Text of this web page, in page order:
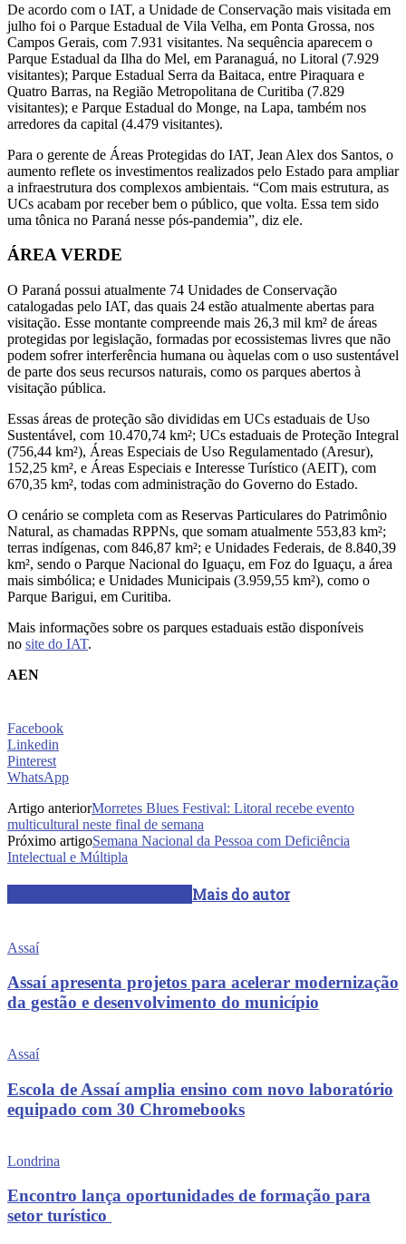
De acordo com o IAT, a Unidade de Conservação mais visitada em
julho foi o Parque Estadual de Vila Velha, em Ponta Grossa, nos
Campos Gerais, com 7.931 visitantes. Na sequência aparecem o
Parque Estadual da Ilha do Mel, em Paranaguá, no Litoral (7.929
visitantes); Parque Estadual Serra da Baitaca, entre Piraquara e
Quatro Barras, na Região Metropolitana de Curitiba (7.829
visitantes); e Parque Estadual do Monge, na Lapa, também nos
arredores da capital (4.479 visitantes).
Para o gerente de Áreas Protegidas do IAT, Jean Alex dos Santos, o
aumento reflete os investimentos realizados pelo Estado para ampliar
a infraestrutura dos complexos ambientais. “Com mais estrutura, as
UCs acabam por receber bem o público, que volta. Essa tem sido
uma tônica no Paraná nesse pós-pandemia”, diz ele.
ÁREA VERDE
O Paraná possui atualmente 74 Unidades de Conservação
catalogadas pelo IAT, das quais 24 estão atualmente abertas para
visitação. Esse montante compreende mais 26,3 mil km² de áreas
protegidas por legislação, formadas por ecossistemas livres que não
podem sofrer interferência humana ou àquelas com o uso sustentável
de parte dos seus recursos naturais, como os parques abertos à
visitação pública.
Essas áreas de proteção são divididas em UCs estaduais de Uso
Sustentável, com 10.470,74 km²; UCs estaduais de Proteção Integral
(756,44 km²), Áreas Especiais de Uso Regulamentado (Aresur),
152,25 km², e Áreas Especiais e Interesse Turístico (AEIT), com
670,35 km², todas com administração do Governo do Estado.
O cenário se completa com as Reservas Particulares do Patrimônio
Natural, as chamadas RPPNs, que somam atualmente 553,83 km²;
terras indígenas, com 846,87 km²; e Unidades Federais, de 8.840,39
km², sendo o Parque Nacional do Iguaçu, em Foz do Iguaçu, a área
mais simbólica; e Unidades Municipais (3.959,55 km²), como o
Parque Barigui, em Curitiba.
Mais informações sobre os parques estaduais estão disponíveis
no site do IAT.
AEN
Facebook
Linkedin
Pinterest
WhatsApp
Artigo anteriorMorretes Blues Festival: Litoral recebe evento
multicultural neste final de semana
Próximo artigoSemana Nacional da Pessoa com Deficiência
Intelectual e Múltipla
Mais do autor
Assaí
Assaí apresenta projetos para acelerar modernização
da gestão e desenvolvimento do município
Assaí
Escola de Assaí amplia ensino com novo laboratório
equipado com 30 Chromebooks
Londrina
Encontro lança oportunidades de formação para
setor turístico